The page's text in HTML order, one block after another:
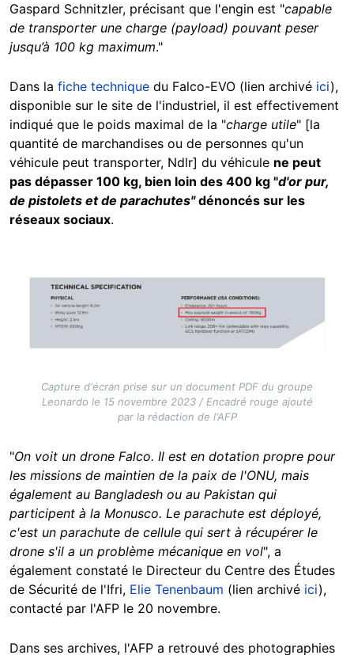
Gaspard Schnitzler, précisant que l'engin est "capable
de transporter une charge (payload) pouvant peser
jusqu’à 100 kg maximum."
Dans la fiche technique du Falco-EVO (lien archivé ici),
disponible sur le site de l'industriel, il est effectivement
indiqué que le poids maximal de la "charge utile" [la
quantité de marchandises ou de personnes qu'un
véhicule peut transporter, Ndlr] du véhicule ne peut
pas dépasser 100 kg, bien loin des 400 kg "d'or pur,
de pistolets et de parachutes"dénoncés sur les
réseaux sociaux.
Image
Capture d'écran prise sur un document PDF du groupe
Leonardo le 15 novembre 2023 / Encadré rouge ajouté
par la rédaction de l'AFP
"On voit un drone Falco. Il est en dotation propre pour
les missions de maintien de la paix de l'ONU, mais
également au Bangladesh ou au Pakistan qui
participent à la Monusco. Le parachute est déployé,
c'est un parachute de cellule qui sert à récupérer le
drone s'il a un problème mécanique en vol", a
également constaté le Directeur du Centre des Études
de Sécurité de l'Ifri, Elie Tenenbaum (lien archivé ici),
contacté par l'AFP le 20 novembre.
Dans ses archives, l'AFP a retrouvé des photographies